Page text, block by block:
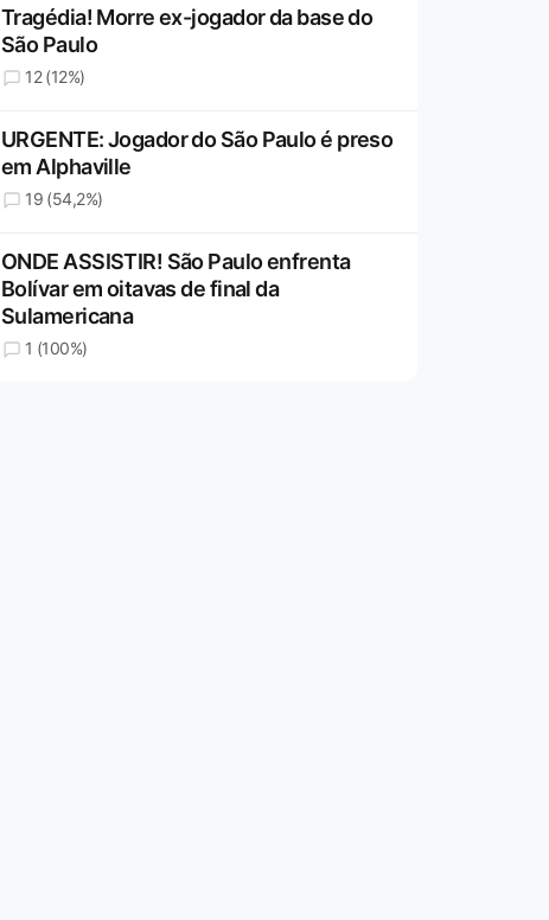
Tragédia! Morre ex-jogador da base do
São Paulo
12 (12%)
URGENTE: Jogador do São Paulo é preso
em Alphaville
19 (54,2%)
ONDE ASSISTIR! São Paulo enfrenta
Bolívar em oitavas de final da
Sulamericana
1 (100%)